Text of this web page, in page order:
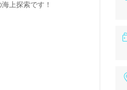
上探索です！